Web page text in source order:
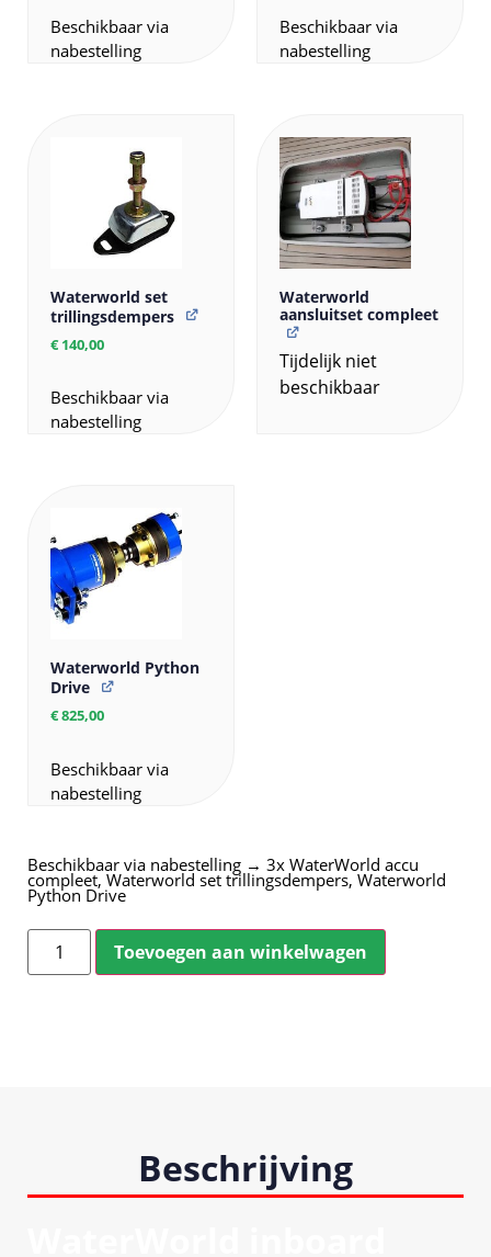
Beschikbaar via
nabestelling
Beschikbaar via
nabestelling
Waterworld set
trillingsdempers
€140,00
Beschikbaar via
nabestelling
Waterworld
aansluitset compleet
Tijdelijk niet
beschikbaar
Waterworld Python
Drive
€825,00
Beschikbaar via
nabestelling
Beschikbaar via nabestelling → 3x WaterWorld accu
compleet, Waterworld set trillingsdempers, Waterworld
Python Drive
Toevoegen aan winkelwagen
Beschrijving